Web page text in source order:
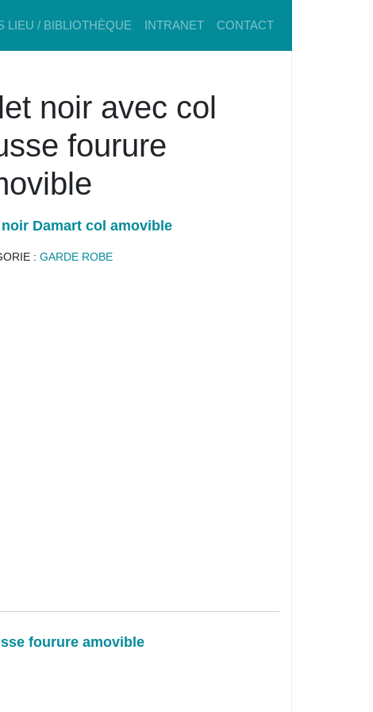
LIEU / BIBLIOTHÈQUE INTRANET CONTACT
noir avec col
fourure
Damart col amovible
: GARDE ROBE
fourure amovible